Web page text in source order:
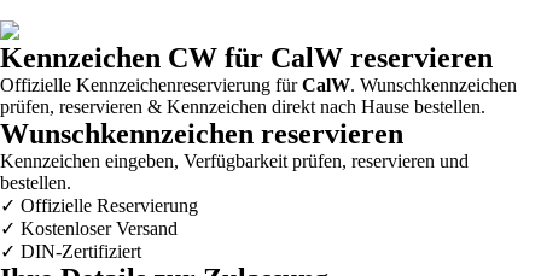
Kennzeichen CW für CalW reservieren
Offizielle Kennzeichenreservierung fürCalW. Wunschkennzeichen
prüfen, reservieren & Kennzeichen direkt nach Hause bestellen.
Wunschkennzeichen reservieren
Kennzeichen eingeben, Verfügbarkeit prüfen, reservieren und
bestellen.
✓ Offizielle Reservierung
✓ Kostenloser Versand
✓ DIN-Zertifiziert